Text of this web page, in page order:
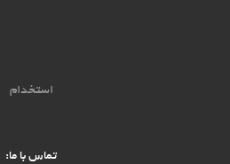
استخدام
تماس با ما: